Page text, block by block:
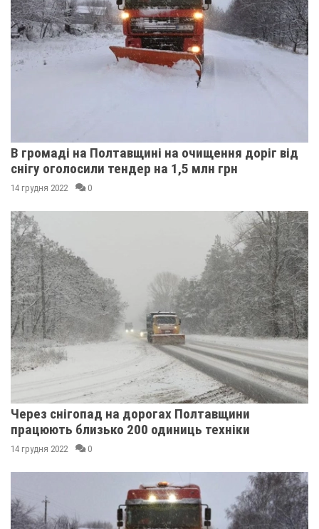
В громаді на Полтавщині на очищення доріг від
снігу оголосили тендер на 1,5 млн грн
14 грудня 2022 0
Через снігопад на дорогах Полтавщини
працюють близько 200 одиниць техніки
14 грудня 2022 0